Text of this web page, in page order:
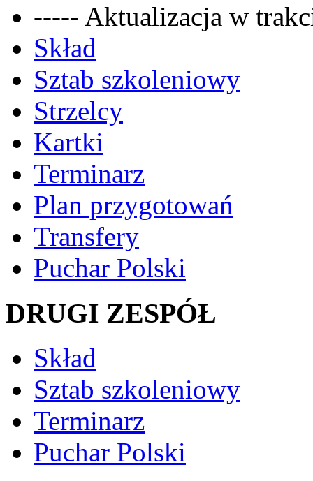
----- Aktualizacja w
Skład
Sztab szkoleniowy
Strzelcy
Kartki
Terminarz
Plan przygotowań
Transfery
Puchar Polski
DRUGI ZESPÓŁ
Skład
Sztab szkoleniowy
Terminarz
Puchar Polski